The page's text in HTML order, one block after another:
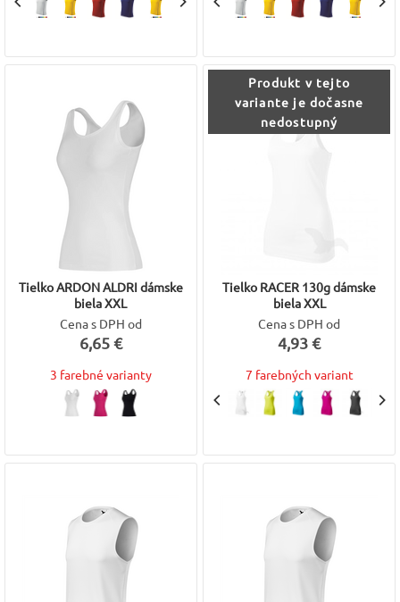
Tielko ARDON ALDRI dámske
biela XXL
Cena s DPH od
6,65 €
3 farebné varianty
Produkt v tejto
variante je dočasne
nedostupný
Tielko RACER 130g dámske
biela XXL
Cena s DPH od
4,93 €
7 farebných variant